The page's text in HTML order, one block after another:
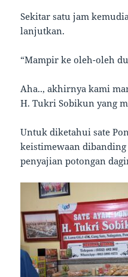
Sekitar satu jam
lanjutkan.
“Mampir ke oleh-oleh
Aha.., akhirnya kami
H. Tukri Sobikun yang
Untuk diketahui sate
keistimewaan
penyajian potongan